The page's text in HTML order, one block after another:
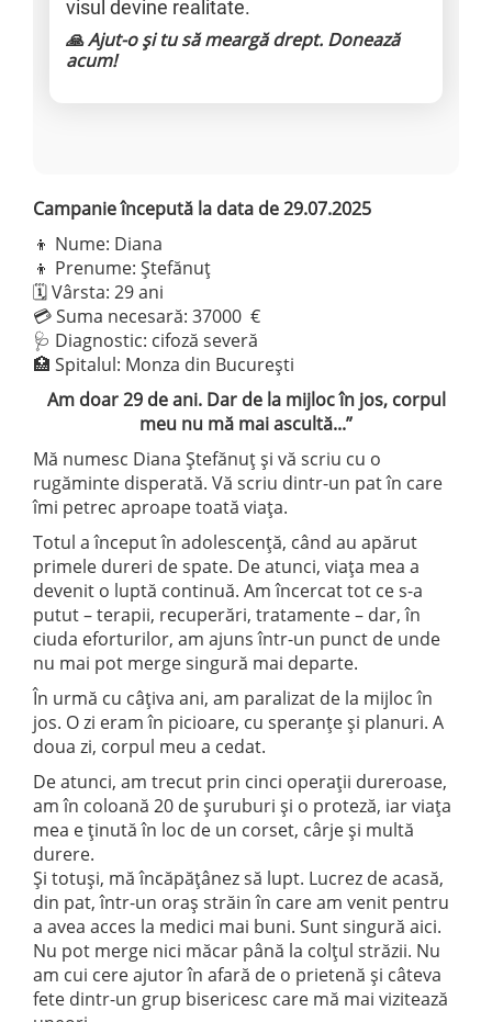
visul devine realitate.
🙏 Ajut-o și tu să meargă drept. Donează
acum!
Campanie începută la data de 29.07.2025
👦 Nume: Diana
👦 Prenume: Ștefănuț
🗓️ Vârsta: 29 ani
💳 Suma necesară: 37000 €
🩺 Diagnostic: cifoză severă
🏥 Spitalul: Monza din București
Am doar 29 de ani. Dar de la mijloc în jos, corpul
meu nu mă mai ascultă...”
Mă numesc Diana Ștefănuț și vă scriu cu o
rugăminte disperată. Vă scriu dintr-un pat în care
îmi petrec aproape toată viața.
Totul a început în adolescență, când au apărut
primele dureri de spate. De atunci, viața mea a
devenit o luptă continuă. Am încercat tot ce s-a
putut – terapii, recuperări, tratamente – dar, în
ciuda eforturilor, am ajuns într-un punct de unde
nu mai pot merge singură mai departe.
În urmă cu câțiva ani, am paralizat de la mijloc în
jos. O zi eram în picioare, cu speranțe și planuri. A
doua zi, corpul meu a cedat.
De atunci, am trecut prin cinci operații dureroase,
am în coloană 20 de șuruburi și o proteză, iar viața
mea e ținută în loc de un corset, cârje și multă
durere.
Și totuși, mă încăpățânez să lupt. Lucrez de acasă,
din pat, într-un oraș străin în care am venit pentru
a avea acces la medici mai buni. Sunt singură aici.
Nu pot merge nici măcar până la colțul străzii. Nu
am cui cere ajutor în afară de o prietenă și câteva
fete dintr-un grup bisericesc care mă mai vizitează